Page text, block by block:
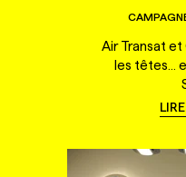
Air Transat
les têtes...